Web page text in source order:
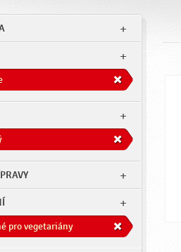
pro vegetariány